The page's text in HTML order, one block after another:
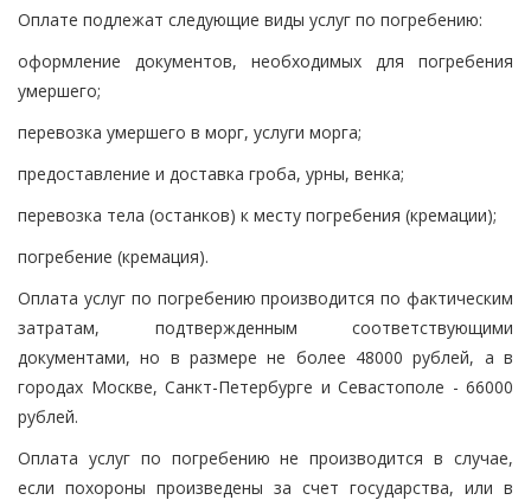
Оплате подлежат следующие виды услуг по погребению:
оформление документов, необходимых для погребения
умершего;
перевозка умершего в морг, услуги морга;
предоставление и доставка гроба, урны, венка;
перевозка тела (останков) к месту погребения (кремации);
погребение (кремация).
Оплата услуг по погребению производится по фактическим
затратам, подтвержденным соответствующими
документами, но в размере не более 48000 рублей, а в
городах Москве, Санкт-Петербурге и Севастополе - 66000
рублей.
Оплата услуг по погребению не производится в случае,
если похороны произведены за счет государства, или в